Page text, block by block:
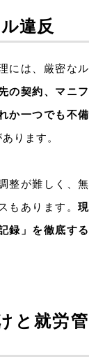
違反
には、厳密なル
の契約、マニフ
か一つでも不備
ります。
整が難しく、無
もあります。 現
録」を徹底する
と就労管